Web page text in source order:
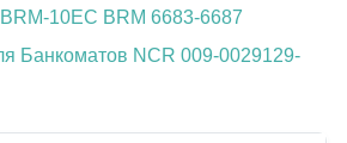
10EC BRM 6683-6687
Банкоматов NCR 009-0029129-